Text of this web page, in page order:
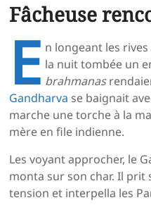
Fâcheuse
E n longeant les
la nuit tombée un
brahmanas
Gandharva se baignait
marche une torche à la
mère en file indienne.
Les voyant approcher, le
monta sur son char. Il prit
tension et interpella les